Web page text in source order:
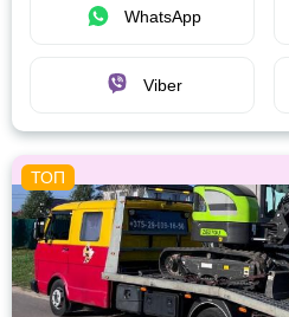
WhatsApp
Viber